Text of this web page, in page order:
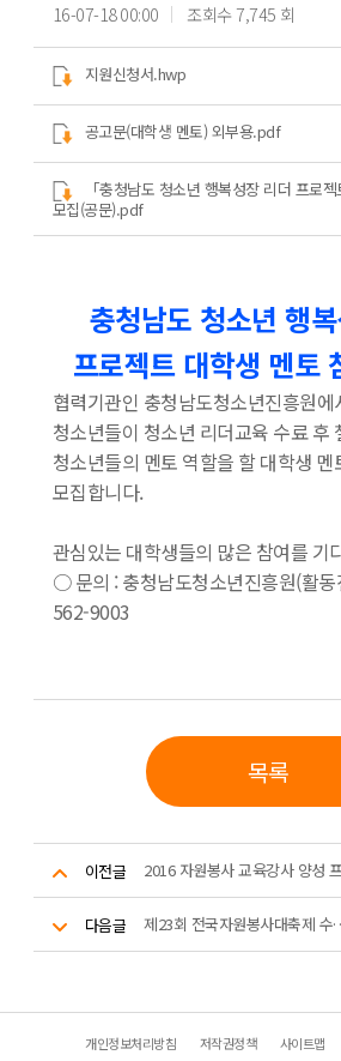
16-07-18 00:00 조회수 7,745 회
지원신청서.hwp
공고문(대학생 멘토) 외부용.pdf
「충청남도 청소년 행복성장 리더 프로
모집(공문).pdf
충청남도 청소년 행
프로젝트 대학생 멘토
협력기관인 충청남도청소년진흥원에
청소년들이 청소년 리더교육 수료 후
청소년들의 멘토 역할을 할 대학생
모집합니다.
관심있는 대학생들의 많은 참여를 기
○문의 : 충청남도청소년진흥원(활
562-9003
목록
이전글
다음글 제23회 전국자원
개인정보처리방침 저작권정책 사이트맵